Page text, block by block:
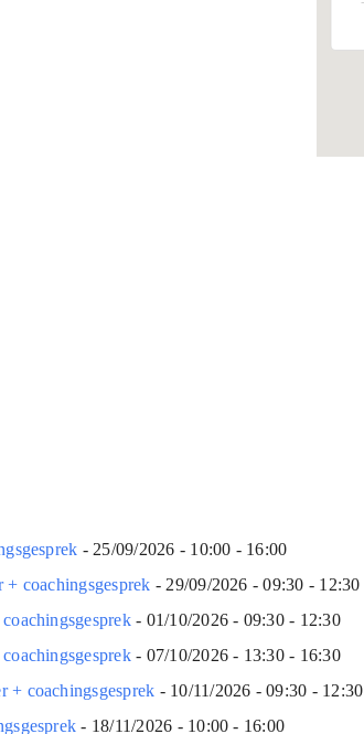
- 25/09/2026 - 10:00 - 16:00
coachingsgesprek - 29/09/2026 - 09:30 - 12:30
- 01/10/2026 - 09:30 - 12:30
- 07/10/2026 - 13:30 - 16:30
+ coachingsgesprek - 10/11/2026 - 09:30 - 12:30
- 18/11/2026 - 10:00 - 16:00